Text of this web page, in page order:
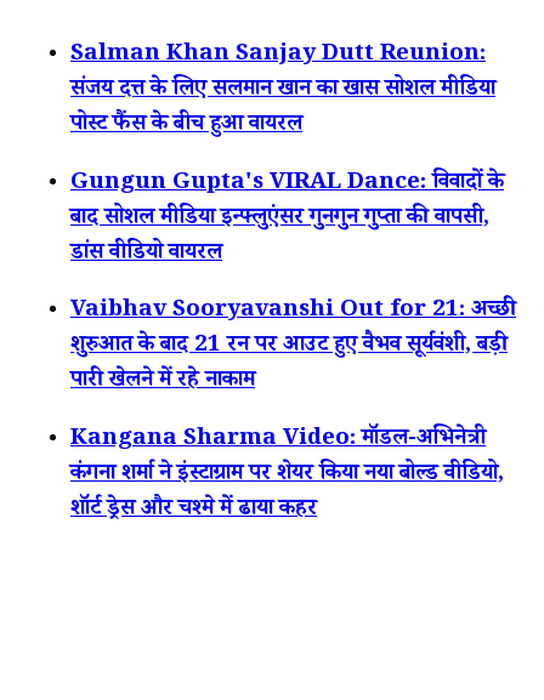
Salman Khan Sanjay Dutt Reunion:
संजय दत्त के लिए सलमान खान का खास सोशल मीडिया
पोस्ट फैंस के बीच हुआ वायरल
Gungun Gupta's VIRAL Dance: विवादों के
बाद सोशल मीडिया इन्फ्लुएंसर गुनगुन गुप्ता की वापसी,
डांस वीडियो वायरल
Vaibhav Sooryavanshi Out for 21: अच्छी
शुरुआत के बाद 21 रन पर आउट हुए वैभव सूर्यवंशी, बड़ी
पारी खेलने में रहे नाकाम
Kangana Sharma Video: मॉडल-अभिनेत्री
कंगना शर्मा ने इंस्टाग्राम पर शेयर किया नया बोल्ड वीडियो,
शॉर्ट ड्रेस और चश्मे में ढाया कहर